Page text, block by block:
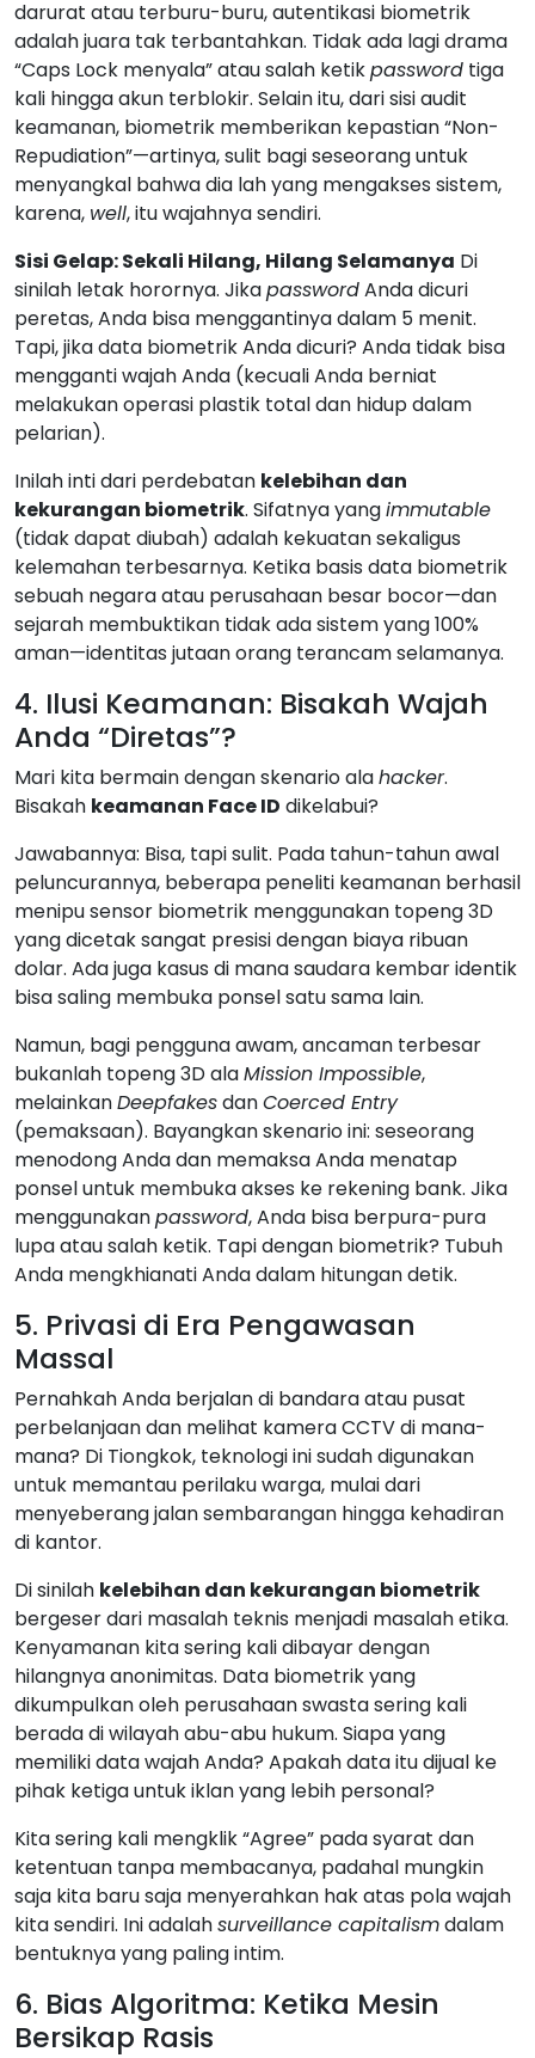
darurat atau terburu-buru, autentikasi biometrik
adalah juara tak terbantahkan. Tidak ada lagi drama
“Caps Lock menyala” atau salah ketikpassword tiga
kali hingga akun terblokir. Selain itu, dari sisi audit
keamanan, biometrik memberikan kepastian “Non-
Repudiation”—artinya, sulit bagi seseorang untuk
menyangkal bahwa dia lah yang mengakses sistem,
karena, well, itu wajahnya sendiri.
Sisi Gelap: Sekali Hilang, Hilang Selamanya Di
sinilah letak horornya. JikapasswordAnda dicuri
peretas, Anda bisa menggantinya dalam 5 menit.
Tapi, jika data biometrik Anda dicuri? Anda tidak bisa
mengganti wajah Anda (kecuali Anda berniat
melakukan operasi plastik total dan hidup dalam
pelarian).
Inilah inti dari perdebatan kelebihan dan
kekurangan biometrik. Sifatnya yangimmutable
(tidak dapat diubah) adalah kekuatan sekaligus
kelemahan terbesarnya. Ketika basis data biometrik
sebuah negara atau perusahaan besar bocor—dan
sejarah membuktikan tidak ada sistem yang 100%
aman—identitas jutaan orang terancam selamanya.
4. Ilusi Keamanan: Bisakah Wajah
Anda “Diretas”?
Mari kita bermain dengan skenario alahacker.
Bisakah keamanan Face ID dikelabui?
Jawabannya: Bisa, tapi sulit. Pada tahun-tahun awal
peluncurannya, beberapa peneliti keamanan berhasil
menipu sensor biometrik menggunakan topeng 3D
yang dicetak sangat presisi dengan biaya ribuan
dolar. Ada juga kasus di mana saudara kembar identik
bisa saling membuka ponsel satu sama lain.
Namun, bagi pengguna awam, ancaman terbesar
bukanlah topeng 3D alaMission Impossible,
melainkanDeepfakesdanCoerced Entry
(pemaksaan). Bayangkan skenario ini: seseorang
menodong Anda dan memaksa Anda menatap
ponsel untuk membuka akses ke rekening bank. Jika
menggunakanpassword, Anda bisa berpura-pura
lupa atau salah ketik. Tapi dengan biometrik? Tubuh
Anda mengkhianati Anda dalam hitungan detik.
5. Privasi di Era Pengawasan
Massal
Pernahkah Anda berjalan di bandara atau pusat
perbelanjaan dan melihat kamera CCTV di mana-
mana? Di Tiongkok, teknologi ini sudah digunakan
untuk memantau perilaku warga, mulai dari
menyeberang jalan sembarangan hingga kehadiran
di kantor.
Di sinilah kelebihan dan kekurangan biometrik
bergeser dari masalah teknis menjadi masalah etika.
Kenyamanan kita sering kali dibayar dengan
hilangnya anonimitas. Data biometrik yang
dikumpulkan oleh perusahaan swasta sering kali
berada di wilayah abu-abu hukum. Siapa yang
memiliki data wajah Anda? Apakah data itu dijual ke
pihak ketiga untuk iklan yang lebih personal?
Kita sering kali mengklik “Agree” pada syarat dan
ketentuan tanpa membacanya, padahal mungkin
saja kita baru saja menyerahkan hak atas pola wajah
kita sendiri. Ini adalahsurveillance capitalismdalam
bentuknya yang paling intim.
6. Bias Algoritma: Ketika Mesin
Bersikap Rasis